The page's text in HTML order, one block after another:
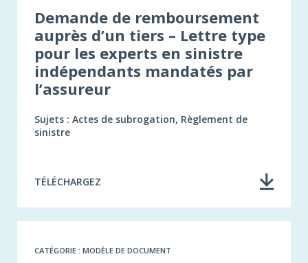
Demande de remboursement
auprès d’un tiers – Lettre type
pour les experts en sinistre
indépendants mandatés par
l’assureur
Sujets : Actes de subrogation, Règlement de
sinistre
TÉLÉCHARGEZ
CATÉGORIE : MODÈLE DE DOCUMENT